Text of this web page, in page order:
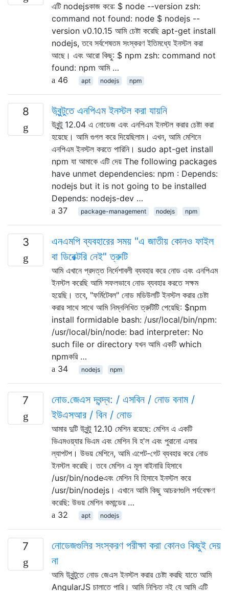
এটি nodejsকাজ করে: $ node --version zsh:
command not found: node $ nodejs --
version v0.10.15 আমি চেষ্টা করেছি apt-get install
nodejs, তবে সর্বশেষতম সংস্করণ ইতিমধ্যে ইনস্টল করা
আছে। এবং আরো কিছু: $ npm zsh: command not
found: npm আমি …
46
apt nodejs npm
8 উবুন্টুতে এনপিএম ইনস্টল করা যায়নি
উবুন্টু 12.04 এ নোডেজ এবং এনপিএম ইনস্টল করার চেষ্টা করা
হয়েছে। আমি গুগল করে দিয়েছিলাম। এখন, আমি মেশিনে
এনপিএম ইনস্টল করতে পারিনি। sudo apt-get install
npm যা আমাকে এটি দেয় The following packages
have unmet dependencies: npm : Depends:
nodejs but it is not going to be installed
Depends: nodejs-dev …
37
package-management nodejs npm
3
এনএমপি ব্যবহারের সময় "এ জাতীয় কোনও ফাইল
বা ডিরেক্টরি নেই" ত্রুটি
আমি এখানে প্রদত্ত নির্দেশাবলী ব্যবহার করে নোড এবং এনপিএম
ইনস্টল করেছি আমি সফলভাবে নোড ব্যবহার করতে সক্ষম
হয়েছি। তবে, "ফর্মিটেবল" নোড মডিউলটি ইনস্টল করার চেষ্টা
করার সাথে সাথে আমি নিম্নলিখিত ত্রুটিটি পেয়েছি: $npm
install formidable bash: /usr/local/bin/npm:
/usr/local/bin/node: bad interpreter: No
such file or directory যখন আমি একটি which
npmকরি …
34
nodejs npm
7
নোড.জেএস দ্বন্দ্ব: / এসবিন / নোড বনাম /
ইউএসআর / বিন / নোড
আমার দুটি উবুন্টু 12.10 মেশিন রয়েছে: মেশিন এ একটি
ভিএমওয়্যার ভিএম এবং মেশিন বি হ'ল এবং পুরানো এসার
ল্যাপটপ। উভয় মেশিনে, আমি এপেট-গেট ব্যবহার করে নোড
ইনস্টল করেছি। তবে মেশিন এ মূল বাইনারি হিসাবে
/usr/bin/nodeএবং মেশিন বি হিসাবে ইনস্টল করে
/usr/bin/nodejs। এখানে আমি কিছু আচরণগুলি পর্যবেক্ষণ
করেছি: উভয় মেশিন কমান্ডের …
32
apt nodejs
7
নোডেজগুলির সংস্করণ পরীক্ষা করা কোনও কিছুই দেয়
না
আমি উবুন্টুতে নোড জেএস ইনস্টল করার চেষ্টা করছি যাতে আমি
AngularJS চালাতে পারি। আমি নিশ্চিত নই যে আমি এটি